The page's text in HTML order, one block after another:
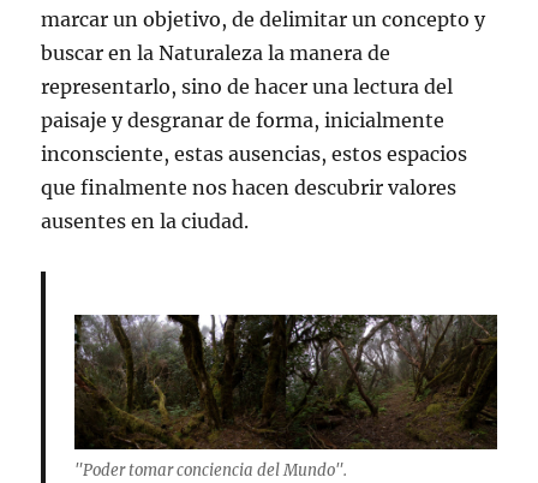
marcar un objetivo, de delimitar un concepto y
buscar en la Naturaleza la manera de
representarlo, sino de hacer una lectura del
paisaje y desgranar de forma, inicialmente
inconsciente, estas ausencias, estos espacios
que finalmente nos hacen descubrir valores
ausentes en la ciudad.
"Poder tomar conciencia del Mundo".